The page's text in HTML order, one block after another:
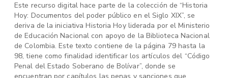
Este recurso digital hace parte de la colección de “Historia
Hoy: Documentos del poder público en el Siglo XIX”, se
deriva de la iniciativa Historia Hoy liderada por el Ministerio
de Educación Nacional con apoyo de la Biblioteca Nacional
de Colombia. Este texto contiene de la página 79 hasta la
98, tiene como finalidad identificar los artículos del “Código
Penal del Estado Soberano de Bolívar”, donde se